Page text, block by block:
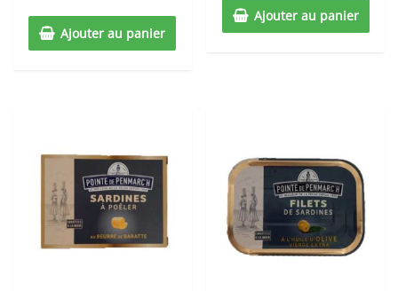
Ajouter au panier
Ajouter au panier